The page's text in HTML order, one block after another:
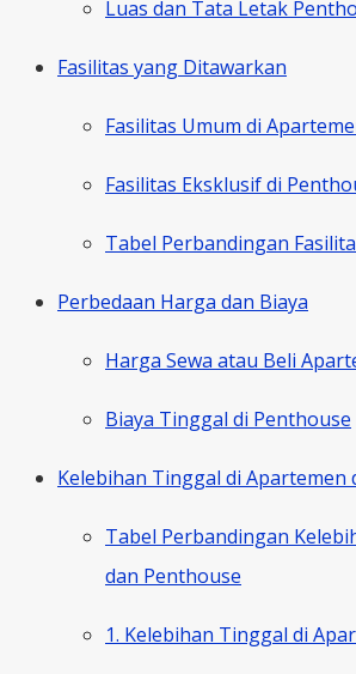
Luas dan Tata Letak
Fasilitas yang Ditawarkan
Fasilitas Umum di
Fasilitas Eksklusif di
Tabel Perbandingan
Perbedaan Harga dan Biaya
Harga Sewa atau Beli
Biaya Tinggal di Penthouse
Kelebihan Tinggal di Apartemen
Tabel Perbandingan
dan Penthouse
1. Kelebihan Tinggal di